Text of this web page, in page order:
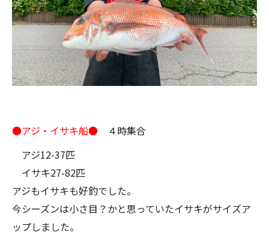
●アジ・イサキ船● ４時集合
アジ12-37匹
イサキ27-82匹
アジもイサキも好釣でした。
今シーズンは小さ目？かと思っていたイサキがサイズア
ップしました。